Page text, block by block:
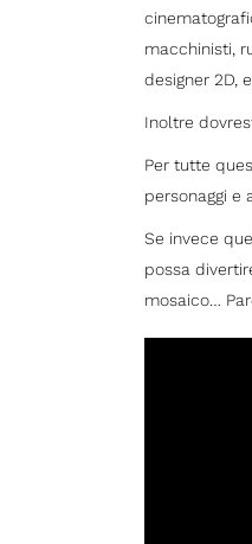
macchinisti,
designer 2D,
Inoltre
Per tutte
personaggi e
Se invece
possa
mosaico…